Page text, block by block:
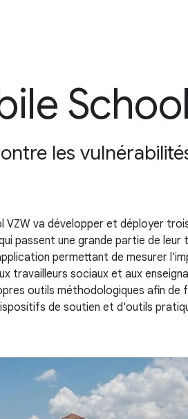
les
VZW va développer et déployer
passent une grande partie de
permettant de mesurer
travailleurs sociaux et aux
outils méthodologiques afin
de soutien et d'outils